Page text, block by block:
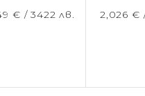
€ /3422 лв. 2,026 €